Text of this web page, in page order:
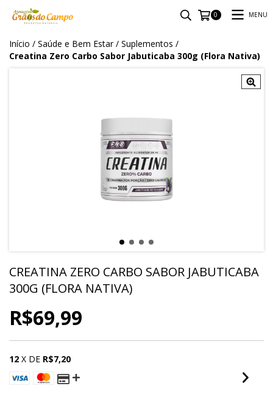
0 MENU
Início / Saúde e Bem Estar / Suplementos /
Creatina Zero Carbo Sabor Jabuticaba 300g (Flora Nativa)
CREATINA ZERO CARBO SABOR JABUTICABA
300G (FLORA NATIVA)
R$69,99
12 X DE R$7,20